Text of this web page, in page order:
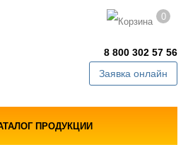
0
8 800 302 57 56
Заявка онлайн
ПРОДУКЦИИ